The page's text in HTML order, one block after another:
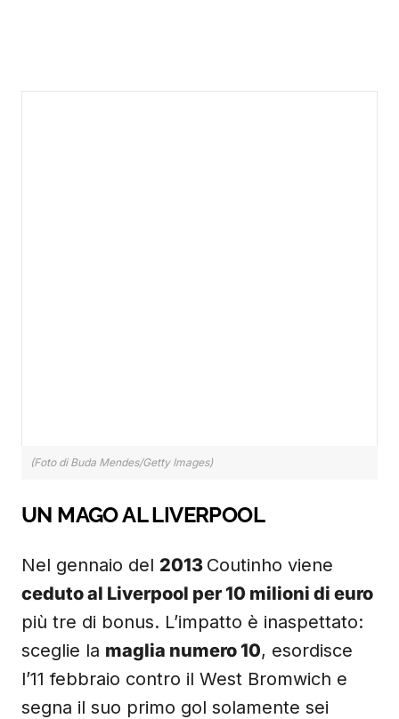
(Foto di Buda Mendes/Getty Images)
UN MAGO AL LIVERPOOL
Nel gennaio del 2013 Coutinho viene
ceduto al Liverpool per 10 milioni di euro
più tre di bonus. L’impatto è inaspettato:
sceglie la maglia numero 10, esordisce
l’11 febbraio contro il West Bromwich e
segna il suo primo gol solamente sei